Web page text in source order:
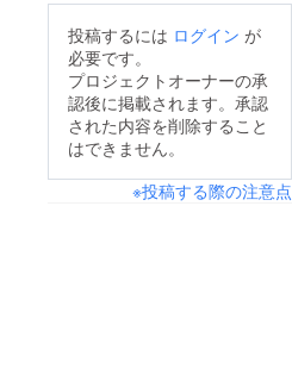
投稿するには ログイン が
必要です。
プロジェクトオーナーの承
認後に掲載されます。承認
された内容を削除すること
はできません。
※投稿する際の注意点